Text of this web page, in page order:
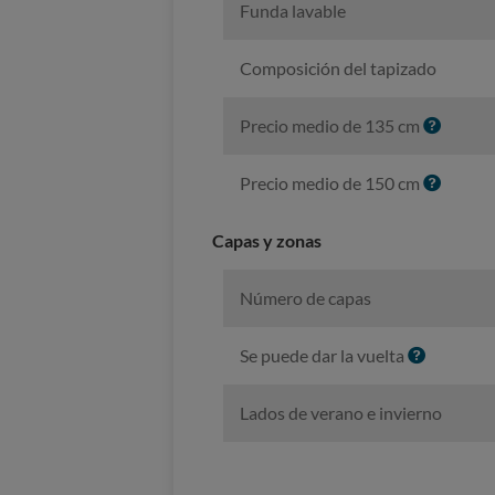
Funda lavable
Composición del tapizado
Precio medio de 135 cm I
f
o
Precio medio de 150 cm I
Capas y zonas
Número de capas
Se puede dar la vuelta I
Lados de verano e invierno